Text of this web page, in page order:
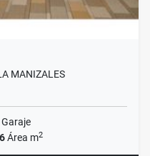
MANIZALES
Garaje
Área m2